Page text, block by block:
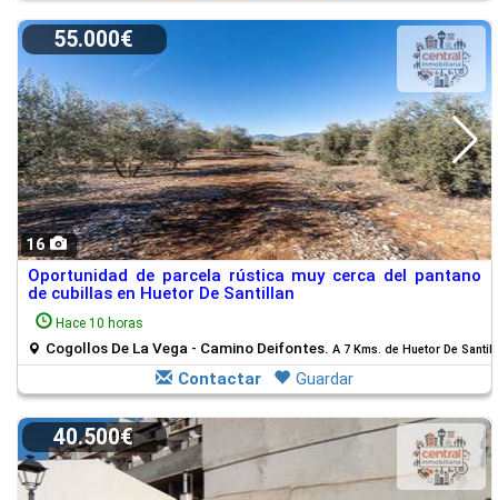
16
55.000€
Oportunidad de parcela rústica muy cerca del pantano
de cubillas en Huetor De Santillan
Hace 10 horas
Cogollos De La Vega - Camino Deifontes. A 7 Kms. de Huetor De
Contactar Guardar
40.500€